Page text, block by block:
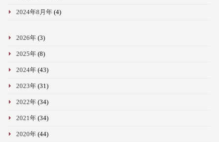
2024年8月年(4)
2026年(3)
2025年(8)
2024年(43)
2023年(31)
2022年(34)
2021年(34)
2020年(44)